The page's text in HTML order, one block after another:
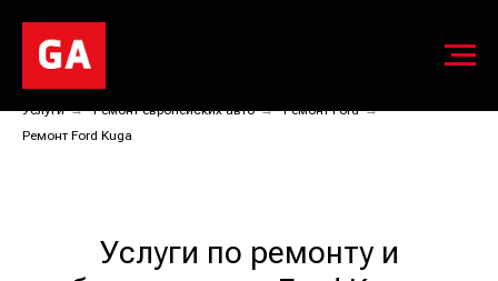
Услуги → Ремонт европейских авто → Ремонт Ford →
Ремонт Ford Kuga
Услуги по ремонту и